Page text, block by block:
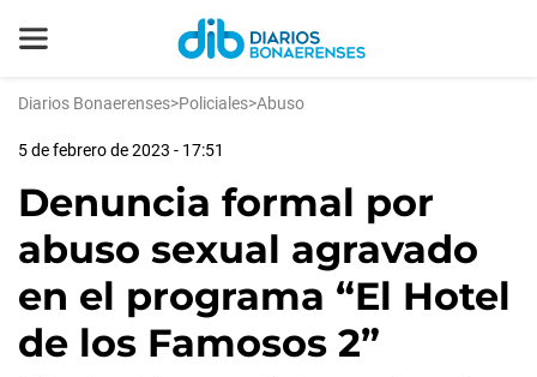
Diarios Bonaerenses>Policiales>Abuso
5 de febrero de 2023 - 17:51
Denuncia formal por
abuso sexual agravado
en el programa “El Hotel
de los Famosos 2”